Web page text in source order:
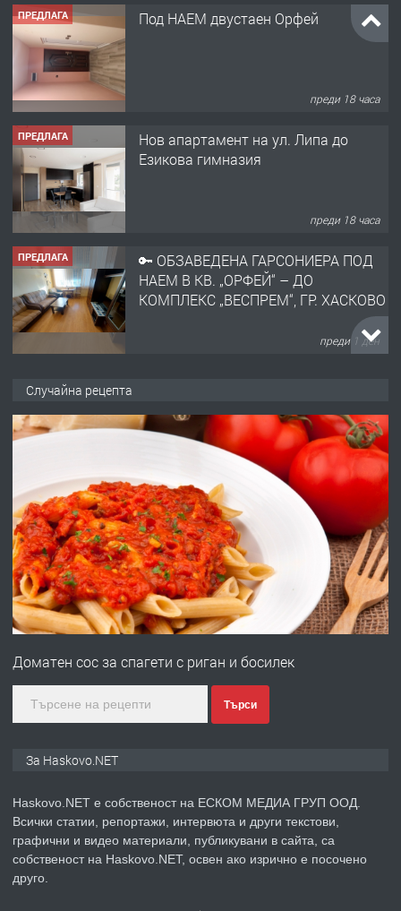
преди 18 часа
ПРЕДЛАГА
ПРЕДЛАГА
НАЕМ В КВ. „ОРФЕЙ“ – ДО
ПРЕДЛАГА
ПРЕДЛАГА Давам гараж под наем
преди 2 дни
ПРЕДЛАГА
№4120 Магазин/Офис под наем в кв.
Любен Каравелов, Хасково-близо до
градската градина!
ПРЕДЛАГА
ПРОСТОРЕН ТРИСТАЕН
АПАРТАМЕНТ В НОВА СГРАДА КВ.
КУБА
ПРЕДЛАГА
Продавам парцел в гр. Хасково кв.
Хисаря до ток, вода,канализация,
асфалт 0889 537 426
Случайна рецепта
Доматен сос за спагети с риган и босилек
Търси
За Haskovo.NET
Haskovo.NET е собственост на ЕСКОМ МЕДИА ГРУП ООД.
Всички статии, репортажи, интервюта и други текстови,
графични и видео материали, публикувани в сайта, са
собственост на Haskovo.NET, освен ако изрично е посочено
друго.